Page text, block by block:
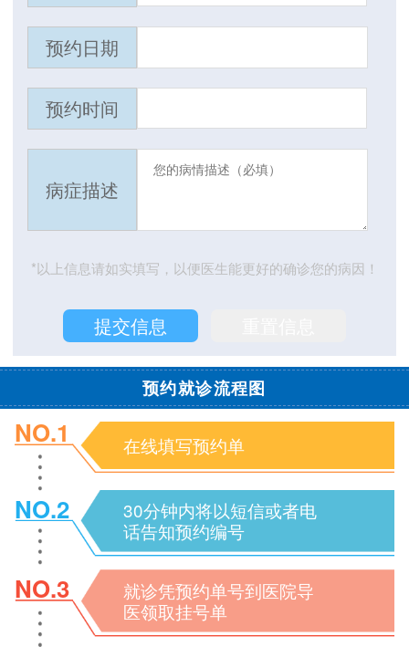
预约日期
预约时间
病症描述
*以上信息请如实填写，以便医生能更好的确诊您的病因！
预约就诊流程图
NO.1 在线填写预约单
NO.2
30分钟内将以短信或者电
话告知预约编号
NO.3
就诊凭预约单号到医院导
医领取挂号单